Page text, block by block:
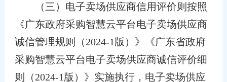
（三）电子卖场供应商信用评价则按照
《广东政府采购智慧云平台电子卖场供应商
诚信管理规则（2024-1版）》《广东省政府
采购智慧云平台电子卖场供应商诚信评价细
则（2024-1版）》实施执行，电子卖场供应